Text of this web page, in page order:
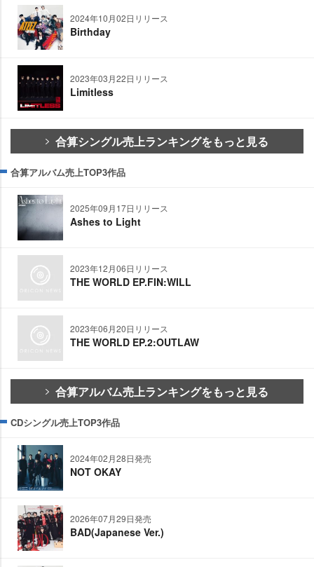
2024年10月02日リリース
Birthday
2023年03月22日リリース
Limitless
合算シングル売上ランキングをもっと見る
合算アルバム売上TOP3作品
2025年09月17日リリース
Ashes to Light
2023年12月06日リリース
THE WORLD EP.FIN:WILL
2023年06月20日リリース
THE WORLD EP.2:OUTLAW
合算アルバム売上ランキングをもっと見る
CDシングル売上TOP3作品
2024年02月28日発売
NOT OKAY
2026年07月29日発売
BAD(Japanese Ver.)